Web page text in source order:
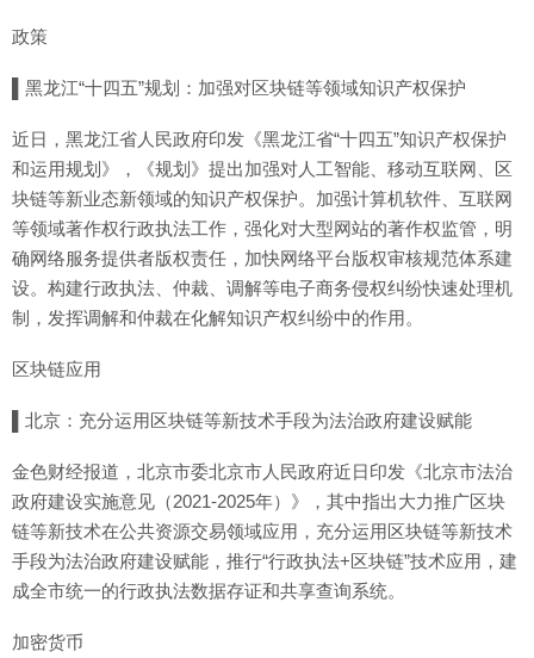
政策
▌黑龙江“十四五”规划：加强对区块链等领域知识产权保护
近日，黑龙江省人民政府印发《黑龙江省“十四五”知识产权保护
和运用规划》，《规划》提出加强对人工智能、移动互联网、区
块链等新业态新领域的知识产权保护。加强计算机软件、互联网
等领域著作权行政执法工作，强化对大型网站的著作权监管，明
确网络服务提供者版权责任，加快网络平台版权审核规范体系建
设。构建行政执法、仲裁、调解等电子商务侵权纠纷快速处理机
制，发挥调解和仲裁在化解知识产权纠纷中的作用。
区块链应用
▌北京：充分运用区块链等新技术手段为法治政府建设赋能
金色财经报道，北京市委北京市人民政府近日印发《北京市法治
政府建设实施意见（2021-2025年）》，其中指出大力推广区块
链等新技术在公共资源交易领域应用，充分运用区块链等新技术
手段为法治政府建设赋能，推行“行政执法+区块链”技术应用，建
成全市统一的行政执法数据存证和共享查询系统。
加密货币